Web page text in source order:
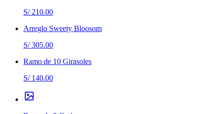
S/ 210.00
Arreglo Sweety Bloosom
S/ 305.00
Ramo de 10 Girasoles
S/ 140.00